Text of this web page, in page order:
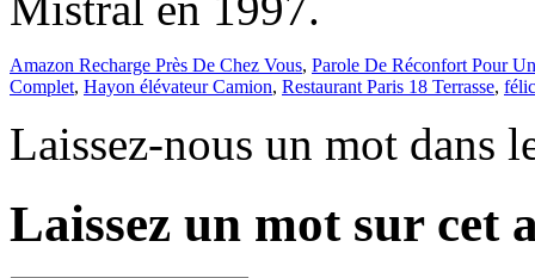
Amazon Recharge Près De Chez Vous, Parole De Réconfort Pour
Complet, Hayon élévateur Camion, Restaurant Paris 18 Terrasse,
Laissez-nous un mot dans
Laissez un mot sur cet